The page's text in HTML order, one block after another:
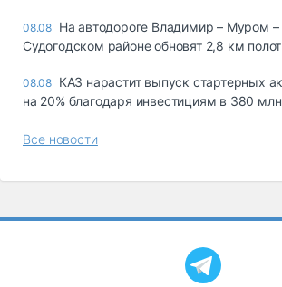
08.08 На автодороге Владимир – Муром
Судогодском районе обновят 2,8 км
08.08 КАЗ нарастит выпуск стартерных
на 20% благодаря инвестициям в 380
Все новости